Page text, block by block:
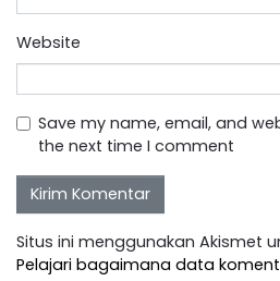
Website
Save my name, email, and
the next time I comment
Situs ini menggunakan Akismet
Pelajari bagaimana data